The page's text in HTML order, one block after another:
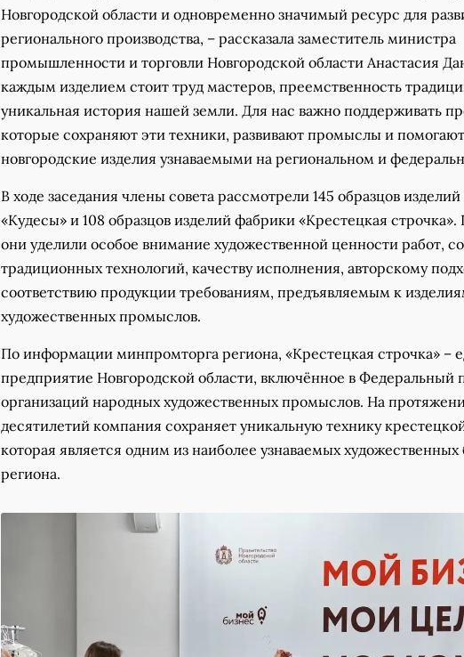
Новгородской области и одновременно значимый ресурс для
регионального производства, – рассказала заместитель министра
промышленности и торговли Новгородской области Анастасия
каждым изделием стоит труд мастеров, преемственность
уникальная история нашей земли. Для нас важно поддерживать
которые сохраняют эти техники, развивают промыслы и
новгородские изделия узнаваемыми на региональном и
В ходе заседания члены совета рассмотрели 145 образцов
«Кудесы» и 108 образцов изделий фабрики «Крестецкая
они уделили особое внимание художественной ценности работ,
традиционных технологий, качеству исполнения, авторскому
соответствию продукции требованиям, предъявляемым к
художественных промыслов.
По информации минпромторга региона, «Крестецкая строчка» –
предприятие Новгородской области, включённое в Федеральный
организаций народных художественных промыслов. На
десятилетий компания сохраняет уникальную технику
которая является одним из наиболее узнаваемых художественных
региона.